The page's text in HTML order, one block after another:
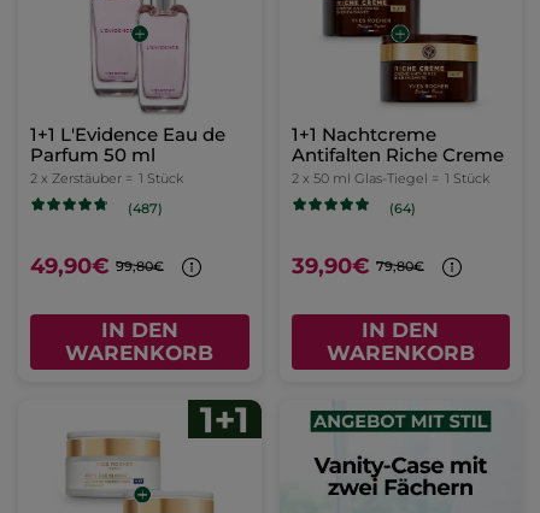
1+1 L'Evidence Eau de
Parfum 50 ml
2 x Zerstäuber = 1 Stück
(487)
49,90€ 99,80€
IN DEN
WARENKORB
1+1 Nachtcreme
Antifalten Riche Creme
2 x 50 ml Glas-Tiegel = 1 Stück
(64)
39,90€ 79,80€
IN DEN
WARENKORB